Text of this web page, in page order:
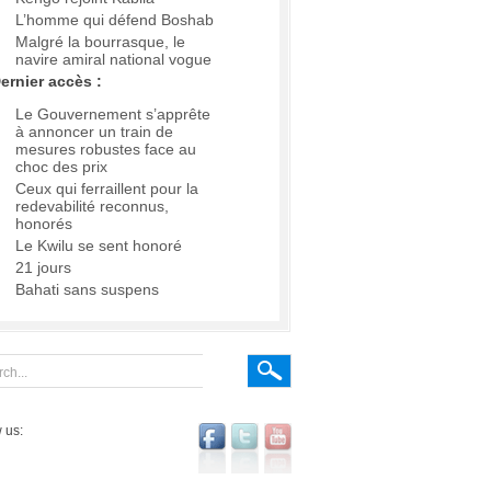
L’homme qui défend Boshab
Malgré la bourrasque, le
navire amiral national vogue
accès :
Le Gouvernement s’apprête
à annoncer un train de
mesures robustes face au
choc des prix
Ceux qui ferraillent pour la
redevabilité reconnus,
honorés
Le Kwilu se sent honoré
21 jours
Bahati sans suspens
us: